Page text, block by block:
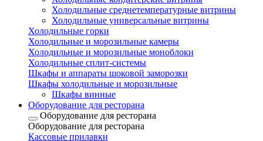
Холодильные среднетемпературные витрины
Холодильные универсальные витрины
Холодильные горки
Холодильные и морозильные камеры
Холодильные и морозильные моноблоки
Холодильные сплит-системы
Шкафы и аппараты шоковой заморозки
Шкафы холодильные и морозильные
Шкафы винные
Оборудование для ресторана
Оборудование для ресторана
Оборудование для ресторана
Кассовые прилавки